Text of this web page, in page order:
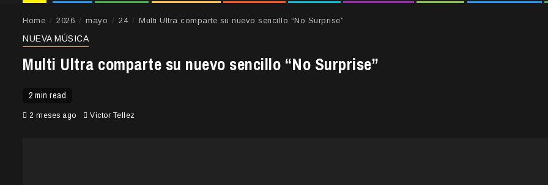
Home 2026 mayo 24 Multi Ultra comparte su nuevo sencillo “No Surprise”
NUEVA MÚSICA
Multi Ultra comparte su nuevo sencillo “No Surprise”
2 min read
2 meses ago Victor Tellez